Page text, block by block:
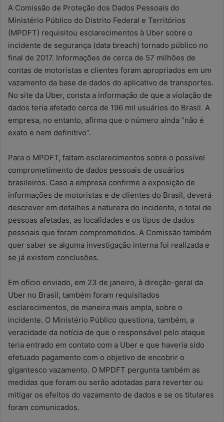
-
m
a
i
l
A Comissão de Proteção dos Dados Pessoais do
Ministério Público do Distrito Federal e Territórios
(MPDFT) requisitou esclarecimentos à Uber sobre o
incidente de segurança (data breach) tornado público no
final de 2017. Informações de cerca de 57 milhões de
contas de motoristas e clientes foram apropriados em um
vazamento da base de dados do aplicativo de transportes.
No site da Uber, consta a informação de que a violação de
dados teria afetado cerca de 196 mil usuários do Brasil. A
empresa, no entanto, afirma que o número ainda “não é
exato e nem definitivo”.
Para o MPDFT, faltam esclarecimentos sobre o possível
comprometimento de dados pessoais de usuários
brasileiros. Caso a empresa confirme a exposição de
informações de motoristas e de clientes do Brasil, deverá
descrever em detalhes a natureza do incidente, o total de
pessoas afetadas, as localidades e os tipos de dados
pessoais que foram comprometidos. A Comissão também
quer saber se alguma investigação interna foi realizada e
se já existem conclusões.
Em ofício enviado, em 23 de janeiro, à direção-geral da
Uber no Brasil, também foram requisitados
esclarecimentos, de maneira mais ampla, sobre o
incidente. O Ministério Público questiona, também, a
veracidade da notícia de que o responsável pelo ataque
teria entrado em contato com a Uber e que haveria sido
efetuado pagamento com o objetivo de encobrir o
gigantesco vazamento. O MPDFT pergunta também as
medidas que foram ou serão adotadas para reverter ou
mitigar os efeitos do vazamento de dados e se os titulares
foram comunicados.